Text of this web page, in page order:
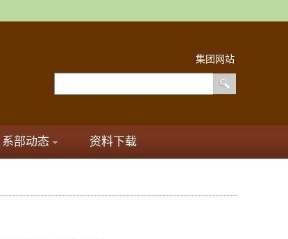
集团网站
系部动态 资料下载